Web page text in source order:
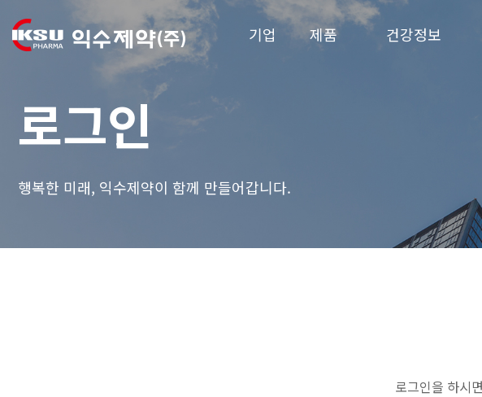
기업 제품 건강정보
로그인
행복한 미래, 익수제약이 함께 만들어갑니다.
로그인을 하시